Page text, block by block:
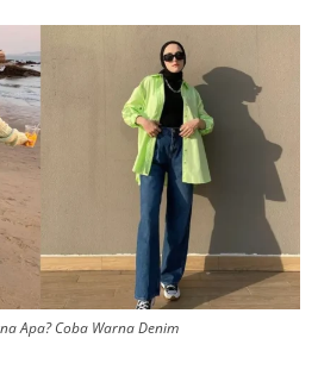
Apa? Coba Warna Denim